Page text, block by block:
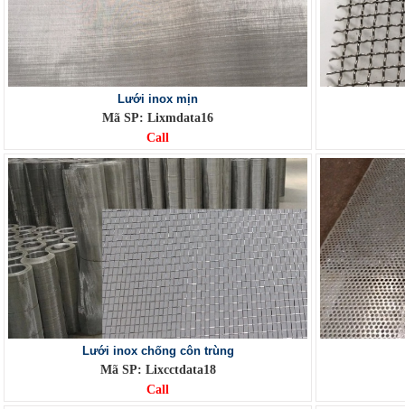
Lưới inox mịn
Mã SP: Lixmdata16
Call
Lưới inox chống côn trùng
Mã SP: Lixcctdata18
Call